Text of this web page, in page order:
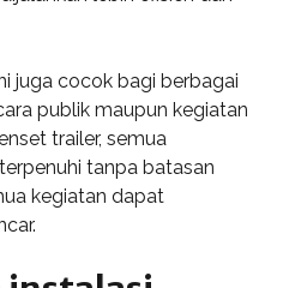
juga cocok bagi berbagai
publik maupun kegiatan
trailer, semua
tanpa batasan
kegiatan dapat